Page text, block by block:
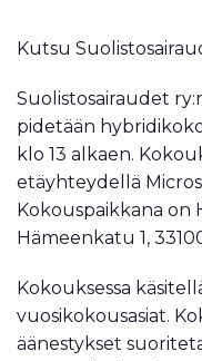
Kutsu
Suolistosairaudet
pidetään
klo 13 alkaen.
etäyhteydellä
Kokouspaikkana on
Hämeenkatu 1,
Kokouksessa
vuosikokousasiat.
äänestykset